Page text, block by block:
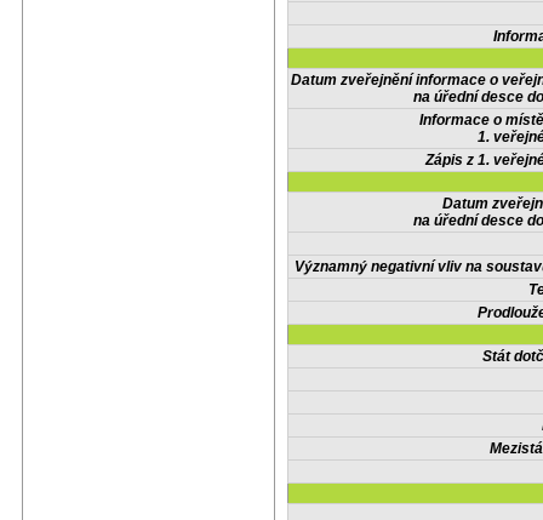
Datum zveřejnění informace o
na úřední desce
Informace o
1.
Zápis z 1.
Datum
na úřední desce
Významný negativní vliv na
Stát